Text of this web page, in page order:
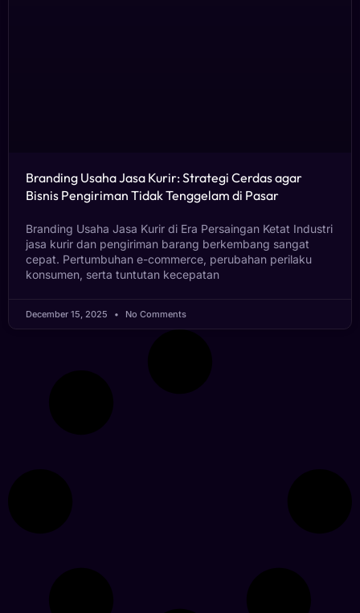
Branding Usaha Jasa Kurir: Strategi Cerdas agar
Bisnis Pengiriman Tidak Tenggelam di Pasar
Branding Usaha Jasa Kurir di Era Persaingan Ketat Industri
jasa kurir dan pengiriman barang berkembang sangat
cepat. Pertumbuhan e-commerce, perubahan perilaku
konsumen, serta tuntutan kecepatan
December 15, 2025 No Comments